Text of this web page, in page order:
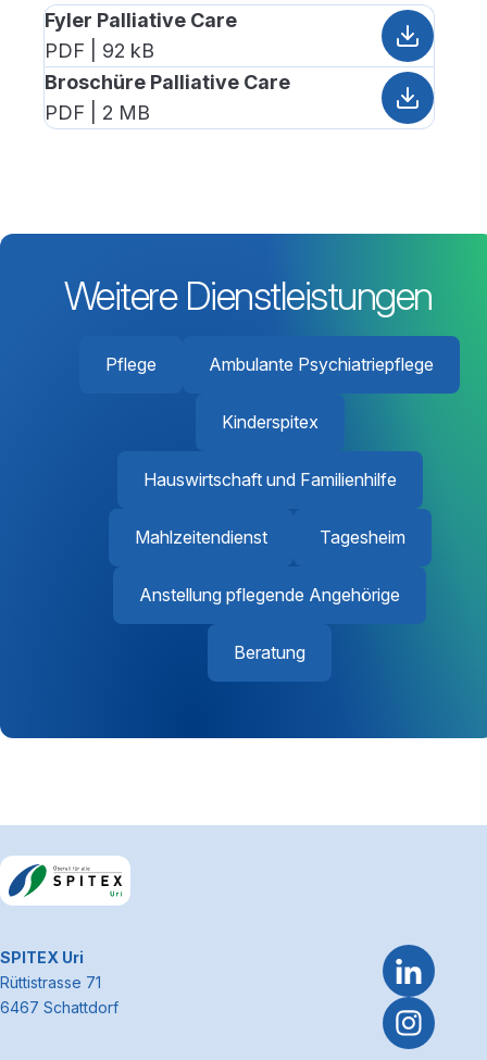
Fyler Palliative Care
PDF | 92 kB
Broschüre Palliative Care
PDF | 2 MB
Weitere Dienstleistungen
Pflege Ambulante Psychiatriepflege
Kinderspitex
Hauswirtschaft und Familienhilfe
Mahlzeitendienst Tagesheim
Anstellung pflegende Angehörige
Beratung
Footerbereich
~Kontaktinformationen
SPITEX Uri
Rüttistrasse 71
6467 Schattdorf